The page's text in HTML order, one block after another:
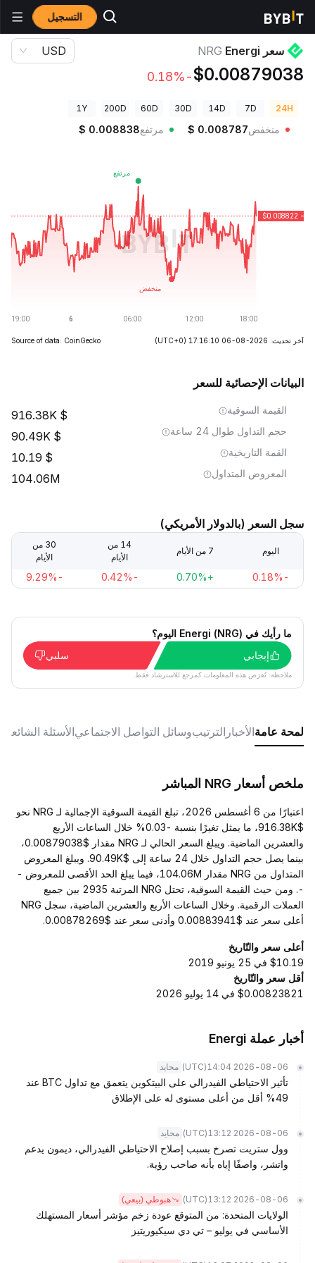
التسجيل أسعار العملات الرقمية
سعر Energi NRG
$0.00879038
-0.18%
USD
24H
7D
14D
30D
60D
200D
1Y
منخفض $ 0.008787 مرتفع $ 0.008838
آخر تحديث: 2026-08-06 17:16:10 (UTC+0)
Source of data: CoinGecko
البيانات الإحصائية للسعر
القيمة السوقية 916.38K
حجم التداول طوال 24 ساعة 90.49K
القمة التاريخية 10.19
المعروض المتداول 104.06M
سجل السعر (بالدولار الأمريكي)
اليوم 7 من الأيام
14 من
الأيام
30 من
الأيام
-0.18%
+0.70%
-0.42%
-9.29%
ما رأيك في Energi (NRG) اليوم؟
إيجابي
سلبي
ملاحظة: تُعرَض هذه المعلومات كمرجع للاسترشاد فقط.
لمحة عامةالأخبار الترتيبوسائل التواصل الاجتماعيالأسئلة الشائعة
ملخص أسعار NRG المباشر
اعتبارًا من 6 أغسطس 2026، تبلغ القيمة السوقية الإجمالية لـ NRG نحو
$916.38K، ما يمثل تغيرًا بنسبة -0.03% خلال الساعات الأربع
والعشرين الماضية. ويبلغ السعر الحالي لـ NRG مقدار $0.00879038،
بينما يصل حجم التداول خلال 24 ساعة إلى $90.49K. ويبلغ المعروض
المتداول من NRG مقدار 104.06M، فيما يبلغ الحد الأقصى للمعروض -
-. ومن حيث القيمة السوقية، تحتل NRG المرتبة 2935 بين جميع
العملات الرقمية. وخلال الساعات الأربع والعشرين الماضية، سجل NRG
أعلى سعر عند $0.00883941 وأدنى سعر عند $0.00878269.
أعلى سعر والتّاريخ
$10.19 في 25 يونيو 2019
أقل سعر والتّاريخ
$0.00823821 في 14 يوليو 2026
أخبار عملة Energi
2026-08-06 14:04
(UTC) محايد
تأثير الاحتياطي الفيدرالي على البيتكوين يتعمق مع تداول BTC عند
49% أقل من أعلى مستوى له على الإطلاق
2026-08-06 13:12
(UTC) محايد
وول ستريت تصرخ بسبب إصلاح الاحتياطي الفيدرالي، ديمون يدعم
واتشر، واصفًا إياه بأنه صاحب رؤية.
2026-08-06 13:12
(UTC) هبوطي (بيعي)
الولايات المتحدة: من المتوقع عودة زخم مؤشر أسعار المستهلك
الأساسي في يوليو – تي دي سيكيوريتيز